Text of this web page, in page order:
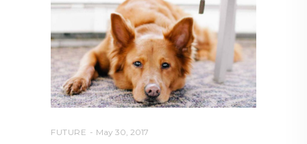
FUTURE May 30, 2017